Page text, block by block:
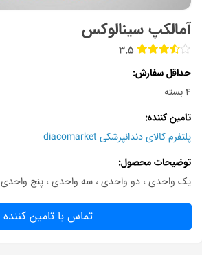
آمالکپ سینالوکس
3.5
حداقل سفارش
4 بسته
تامین کننده
پلتفرم کالای دندانپزشکی diacomarket
توضیحات محصول
یک واحدی ، دو واحدی ، سه واحدی ، پنج واحدی
تماس با تامین کننده